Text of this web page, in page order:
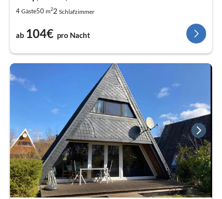
4 Gäste50 m22 Schlafzimmer
ab 104€ pro Nacht